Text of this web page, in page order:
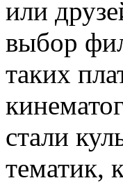
или
выбор
таких
стали
тематик,